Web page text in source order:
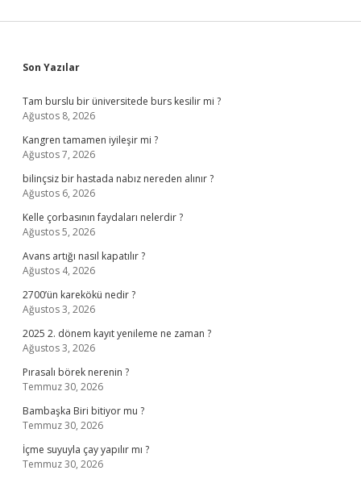
Sidebar
Son Yazılar
Tam burslu bir üniversitede burs kesilir mi ?
Ağustos 8, 2026
Kangren tamamen iyileşir mi ?
Ağustos 7, 2026
bilinçsiz bir hastada nabız nereden alınır ?
Ağustos 6, 2026
Kelle çorbasının faydaları nelerdir ?
Ağustos 5, 2026
Avans artığı nasıl kapatılır ?
Ağustos 4, 2026
2700’ün karekökü nedir ?
Ağustos 3, 2026
2025 2. dönem kayıt yenileme ne zaman ?
Ağustos 3, 2026
Pırasalı börek nerenin ?
Temmuz 30, 2026
Bambaşka Biri bitiyor mu ?
Temmuz 30, 2026
İçme suyuyla çay yapılır mı ?
Temmuz 30, 2026